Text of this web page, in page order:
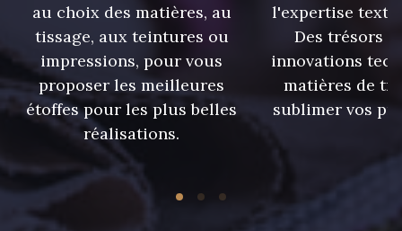
au choix des matières, au
tissage, aux teintures ou
impressions, pour vous
proposer les meilleures
étoffes pour les plus belles
réalisations.
l'expertise
Des trésors
innovations
matières de
sublimer vos